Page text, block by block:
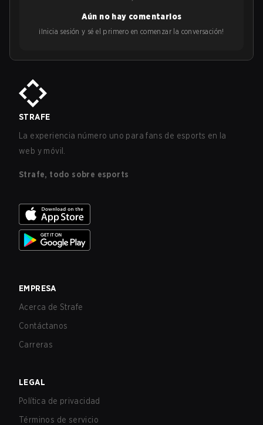
Aún no hay comentarios
¡Inicia sesión y sé el primero en comenzar la conversación!
STRAFE
La experiencia número uno para fans de esports en la
web y móvil.
Strafe, todo sobre esports
EMPRESA
Acerca de Strafe
Contáctanos
Carreras
LEGAL
Política de privacidad
Términos de servicio